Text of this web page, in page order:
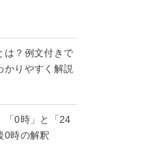
は？例文付きで
かりやすく解説
「0時」と「24
0時の解釈